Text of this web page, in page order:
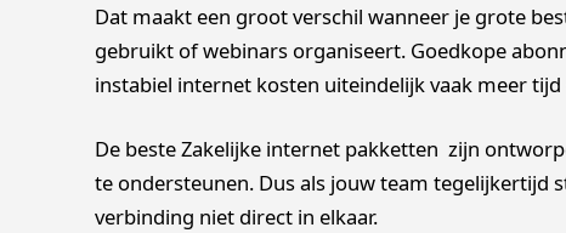
Dat maakt een groot verschil wanneer je grote
gebruikt of webinars organiseert. Goedkope
instabiel internet kosten uiteindelijk vaak meer tijd
De beste Zakelijke internet pakketten zijn
te ondersteunen. Dus als jouw team tegelijkertijd
verbinding niet direct in elkaar.